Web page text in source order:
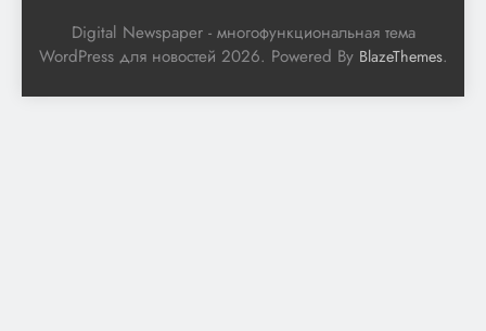
Digital Newspaper - многофункциональная тема
WordPress для новостей 2026. Powered By BlazeThemes.